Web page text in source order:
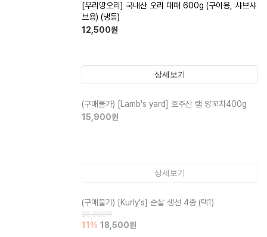
[우리땅오리] 국내산 오리 대패 600g (구이용, 샤브샤
브용) (냉동)
12,500원
상세보기
(구매불가) [Lamb's yard] 호주산 램 양꼬치400g
15,900원
상세보기
(구매불가) [Kurly's] 순살 생선 4종 (택1)
20,900원
11 % 18,500원